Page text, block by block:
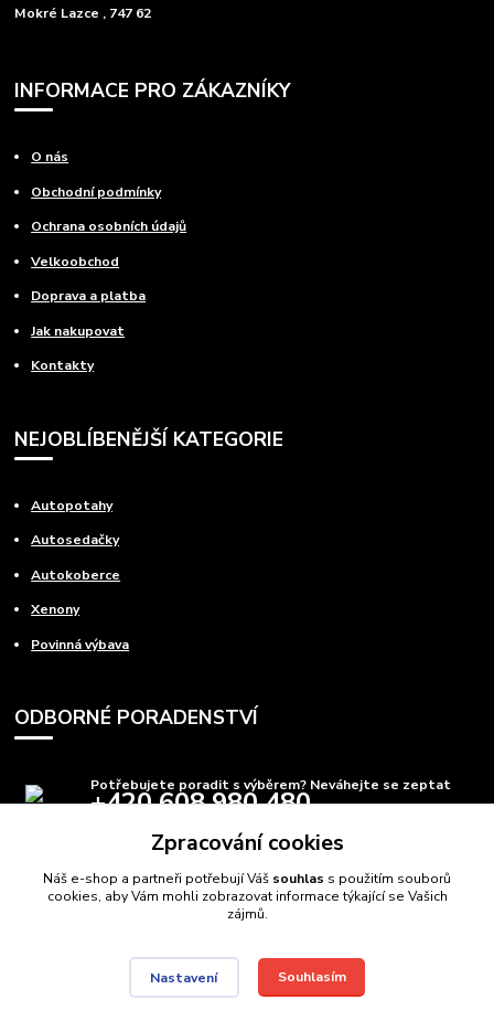
Mokré Lazce , 747 62
INFORMACE PRO ZÁKAZNÍKY
O nás
Obchodní podmínky
Ochrana osobních údajů
Velkoobchod
Doprava a platba
Jak nakupovat
Kontakty
NEJOBLÍBENĚJŠÍ KATEGORIE
Autopotahy
Autosedačky
Autokoberce
Xenony
Povinná výbava
ODBORNÉ PORADENSTVÍ
Potřebujete poradit s výběrem? Neváhejte se zeptat
+420 608 980 480
info@autods.cz
Autodíly Ostrava// Navštivte také:Domečkové postele
Zpracování cookies
Náš e-shop a partneři potřebují Váš souhlas s použitím souborů
cookies, aby Vám mohli zobrazovat informace týkající se Vašich
zájmů.
Nastavení Souhlasím